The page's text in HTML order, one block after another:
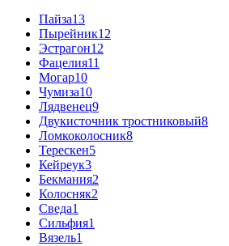
Пайза13
Пырейник12
Эстрагон12
Фацелия11
Могар10
Чумиза10
Лядвенец9
Двукисточник тростниковый8
Ломкоколосник8
Терескен5
Кейреук3
Бекмания2
Колосняк2
Сведа1
Сильфия1
Вязель1